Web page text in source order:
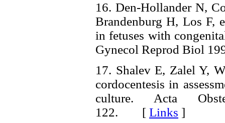
16. Den-Hollander N,
Brandenburg H, Los F,
in fetuses with
Gynecol Reprod Biol
17. Shalev E, Zalel Y,
cordocentesis in
culture. Acta
122. [ Links ]